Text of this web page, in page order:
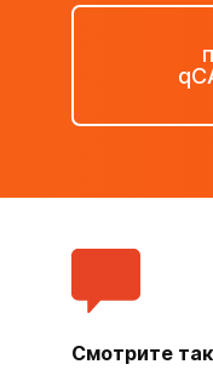
Смотрите